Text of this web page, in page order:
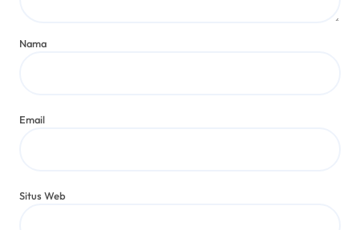
Nama
Email
Situs Web